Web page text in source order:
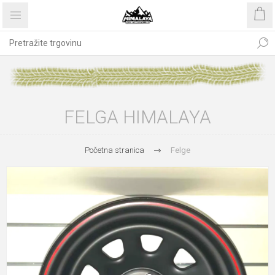
FELGA HIMALAYA
Početna stranica Felge